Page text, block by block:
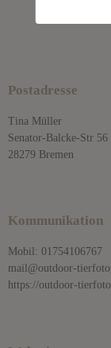
Postadresse
Tina Müller
Senator-Balcke-Str 56
28279 Bremen
Kommunikation
Mobil: 01754106767
mail@outdoor-
https://outdoor-